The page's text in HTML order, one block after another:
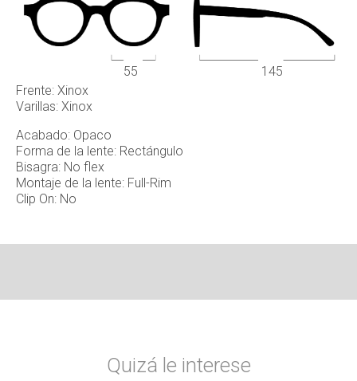
Frente: Xinox
Varillas: Xinox
Acabado: Opaco
Forma de la lente: Rectángulo
Bisagra: No flex
Montaje de la lente: Full-Rim
Clip On: No
55 145
Quizá le interese